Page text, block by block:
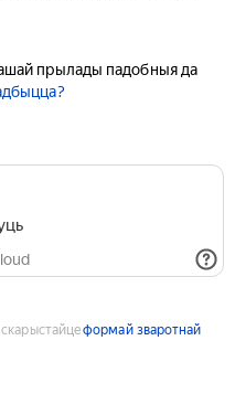
прылады падобныя да
скарыстайцеформай зваротнай